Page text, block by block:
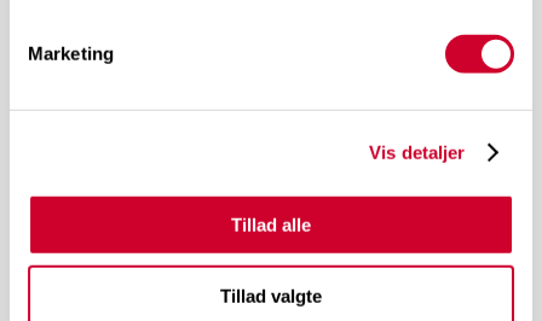
Marketing
Vis detaljer
Tillad alle
Tillad valgte
Følelser i salget, der stopper din
succes